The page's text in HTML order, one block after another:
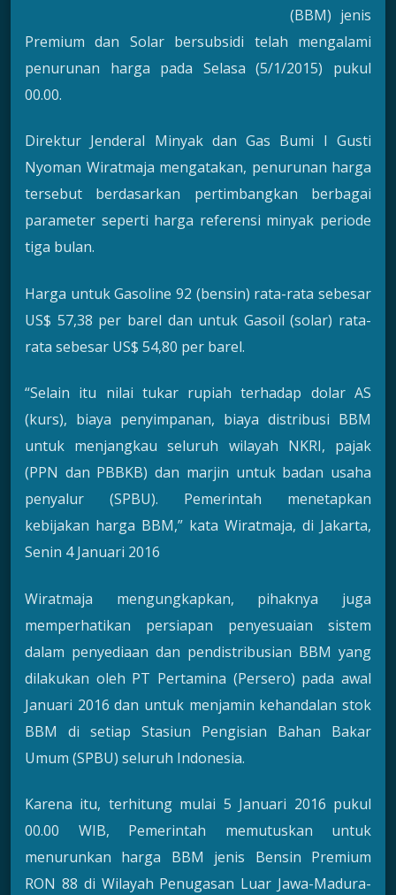
(BBM) jenis
Premium dan Solar bersubsidi telah mengalami
penurunan harga pada Selasa (5/1/2015) pukul
00.00.
Direktur Jenderal Minyak dan Gas Bumi I Gusti
Nyoman Wiratmaja mengatakan, penurunan harga
tersebut berdasarkan pertimbangkan berbagai
parameter seperti harga referensi minyak periode
tiga bulan.
Harga untuk Gasoline 92 (bensin) rata-rata sebesar
US$ 57,38 per barel dan untuk Gasoil (solar) rata-
rata sebesar US$ 54,80 per barel.
“Selain itu nilai tukar rupiah terhadap dolar AS
(kurs), biaya penyimpanan, biaya distribusi BBM
untuk menjangkau seluruh wilayah NKRI, pajak
(PPN dan PBBKB) dan marjin untuk badan usaha
penyalur (SPBU). Pemerintah menetapkan
kebijakan harga BBM,” kata Wiratmaja, di Jakarta,
Senin 4 Januari 2016
Wiratmaja mengungkapkan, pihaknya juga
memperhatikan persiapan penyesuaian sistem
dalam penyediaan dan pendistribusian BBM yang
dilakukan oleh PT Pertamina (Persero) pada awal
Januari 2016 dan untuk menjamin kehandalan stok
BBM di setiap Stasiun Pengisian Bahan Bakar
Umum (SPBU) seluruh Indonesia.
Karena itu, terhitung mulai 5 Januari 2016 pukul
00.00 WIB, Pemerintah memutuskan untuk
menurunkan harga BBM jenis Bensin Premium
RON 88 di Wilayah Penugasan Luar Jawa-Madura-